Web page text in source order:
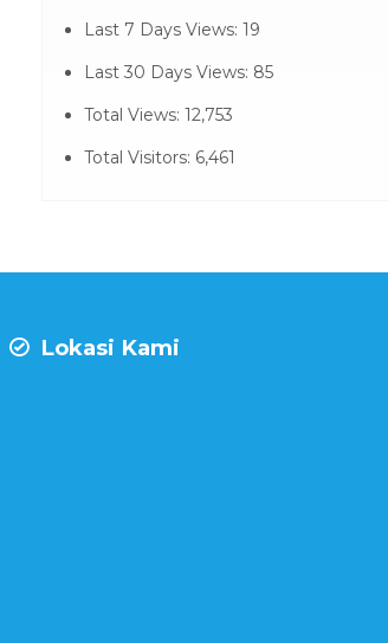
Last 7 Days Views: 19
Last 30 Days Views: 85
Total Views: 12,753
Total Visitors: 6,461
Lokasi Kami